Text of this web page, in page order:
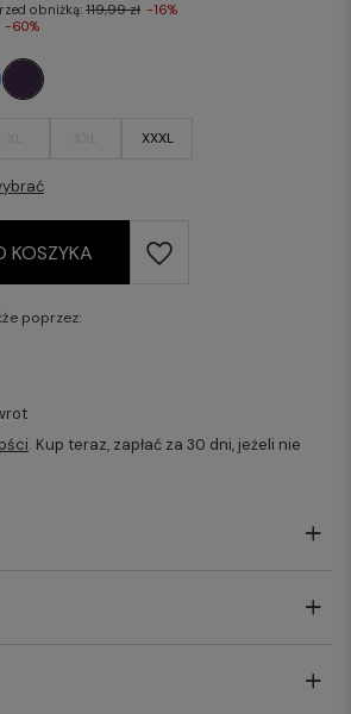
XXXL
obniżką: 119,99 zł -16%
-60%
KOSZYKA
poprzez:
. Kup teraz, zapłać za 30 dni, jeżeli nie